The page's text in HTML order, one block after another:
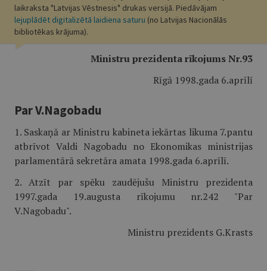
laikraksta "Latvijas Vēstnesis" drukas versijā. Piedāvājam
lejuplādēt digitalizētā laidiena saturu (no Latvijas Nacionālās
bibliotēkas krājuma).
Ministru prezidenta rīkojums Nr.93
Rīgā 1998.gada 6.aprīlī
Par V.Nagobadu
1. Saskaņā ar Ministru kabineta iekārtas likuma 7.pantu
atbrīvot Valdi Nagobadu no Ekonomikas ministrijas
parlamentārā sekretāra amata 1998.gada 6.aprīlī.
2. Atzīt par spēku zaudējušu Ministru prezidenta
1997.gada 19.augusta rīkojumu nr.242 "Par
V.Nagobadu".
Ministru prezidents G.Krasts